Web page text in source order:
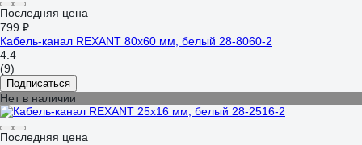
Последняя цена
799 ₽
Кaбель-канал REXANT 80x60 мм, белый 28-8060-2
4.4
(9)
Подписаться
Нет в наличии
Последняя цена